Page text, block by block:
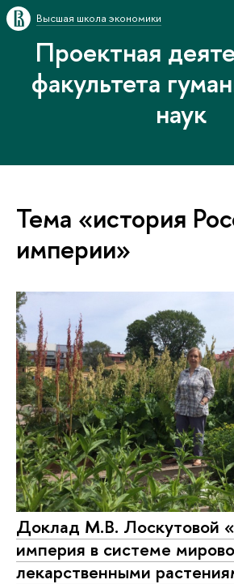
Высшая школа экономики
Проектная
факультета
наук
Тема «история
империи»
Доклад М.В. Лоскутовой
империя в системе
лекарственными